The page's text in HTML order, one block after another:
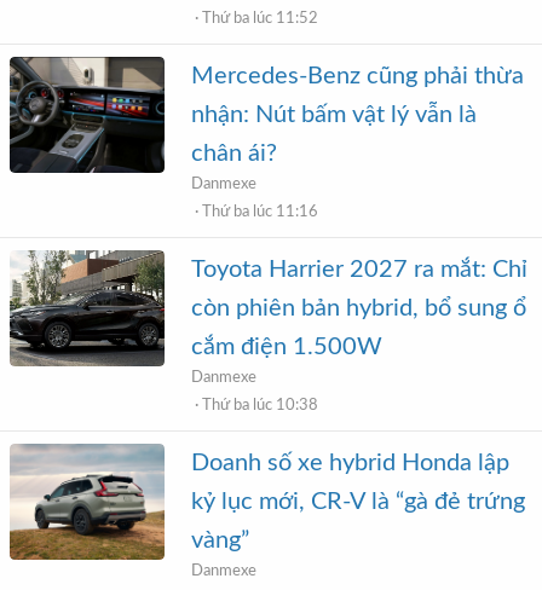
Thứ ba lúc 11:52
Mercedes-Benz cũng phải thừa
nhận: Nút bấm vật lý vẫn là
chân ái?
Danmexe
Thứ ba lúc 11:16
Toyota Harrier 2027 ra mắt: Chỉ
còn phiên bản hybrid, bổ sung ổ
cắm điện 1.500W
Danmexe
Thứ ba lúc 10:38
Doanh số xe hybrid Honda lập
kỷ lục mới, CR-V là “gà đẻ trứng
vàng”
Danmexe